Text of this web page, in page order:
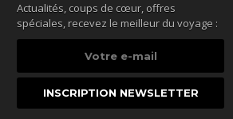
Actualités, coups de cœur, offres
spéciales, recevez le meilleur du voyage :